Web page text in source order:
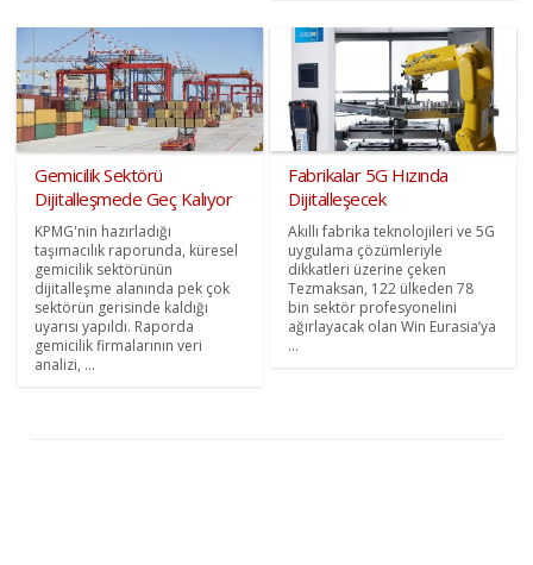
Gemicilik Sektörü
Dijitalleşmede Geç Kalıyor
KPMG'nin hazırladığı
taşımacılık raporunda, küresel
gemicilik sektörünün
dijitalleşme alanında pek çok
sektörün gerisinde kaldığı
uyarısı yapıldı. Raporda
gemicilik firmalarının veri
analizi, ...
Fabrikalar 5G Hızında
Dijitalleşecek
Akıllı fabrika teknolojileri ve 5G
uygulama çözümleriyle
dikkatleri üzerine çeken
Tezmaksan, 122 ülkeden 78
bin sektör profesyonelini
ağırlayacak olan Win Eurasia’ya
...